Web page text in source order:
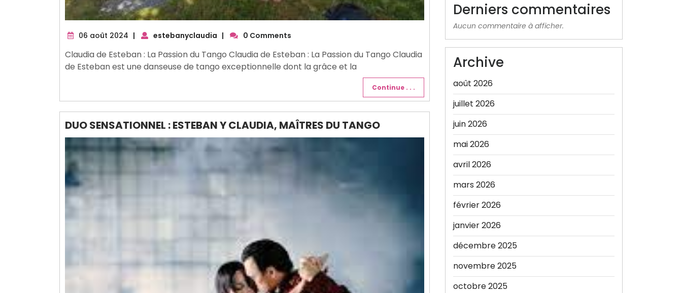
06 août 2024 06
2024
| estebanyclaudia | 0 Comments
Claudia de Esteban : La Passion du Tango Claudia de Esteban : La Passion du Tango Claudia
de Esteban est une danseuse de tango exceptionnelle dont la grâce et la
Continue . . .
DUO SENSATIONNEL : ESTEBAN Y CLAUDIA, MAÎTRES DU TANGO
Derniers commentaires
Aucun commentaire à afficher.
Archive
août 2026
juillet 2026
juin 2026
mai 2026
avril 2026
mars 2026
février 2026
janvier 2026
décembre 2025
novembre 2025
octobre 2025